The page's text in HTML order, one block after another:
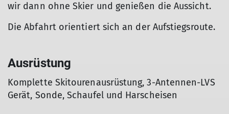
wir dann ohne Skier und genießen die Aussicht.
Die Abfahrt orientiert sich an der Aufstiegsroute.
Ausrüstung
Komplette Skitourenausrüstung, 3-Antennen-LVS
Gerät, Sonde, Schaufel und Harscheisen